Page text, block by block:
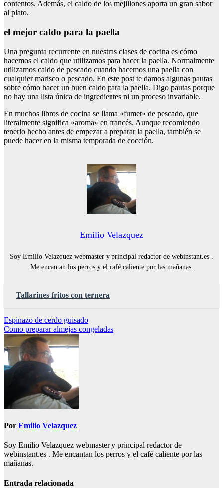
contentos. Además, el caldo de los mejillones aporta un gran sabor
al plato.
el mejor caldo para la paella
Una pregunta recurrente en nuestras clases de cocina es cómo
hacemos el caldo que utilizamos para hacer la paella. Normalmente
utilizamos caldo de pescado cuando hacemos una paella con
cualquier marisco o pescado. En este post te damos algunas pautas
sobre cómo hacer un buen caldo para la paella. Digo pautas porque
no hay una lista única de ingredientes ni un proceso invariable.
En muchos libros de cocina se llama «fumet» de pescado, que
literalmente significa «aroma» en francés. Aunque recomiendo
tenerlo hecho antes de empezar a preparar la paella, también se
puede hacer en la misma temporada de cocción.
Emilio Velazquez
Soy Emilio Velazquez webmaster y principal redactor de webinstant.es .
Me encantan los perros y el café caliente por las mañanas.
Tallarines fritos con ternera
Navegación
de
entradas
Espinazo de cerdo guisado
Como preparar almejas congeladas
Por Emilio Velazquez
Soy Emilio Velazquez webmaster y principal redactor de
webinstant.es . Me encantan los perros y el café caliente por las
mañanas.
Entrada relacionada